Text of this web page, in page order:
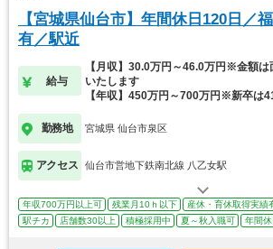
【宮城県仙台市】年間休日120日／
有／駅近
給与
【月収】30.0万円～46.0万円※金額
いたします
【年収】450万円～700万円※新卒は
勤務地 宮城県 仙台市泉区
アクセス 仙台市営地下鉄南北線 八乙女駅
年収700万円以上可 残業月10ｈ以下 産休・育休取得実績
駅チカ
店舗数30以上 積極採用中 夏～秋入職可 年間